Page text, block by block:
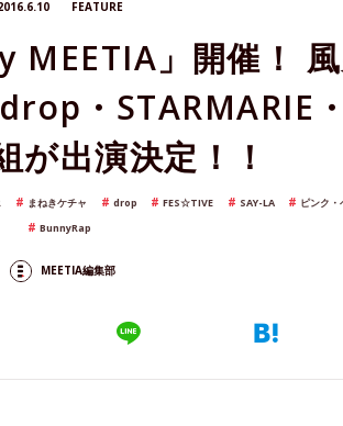
FEATURE
MEETIA」開催！
・STARMARIE
が出演決定！！
まねきケチャ drop FES☆TIVE SAY-LA ピンク
BunnyRap
MEETIA編集部